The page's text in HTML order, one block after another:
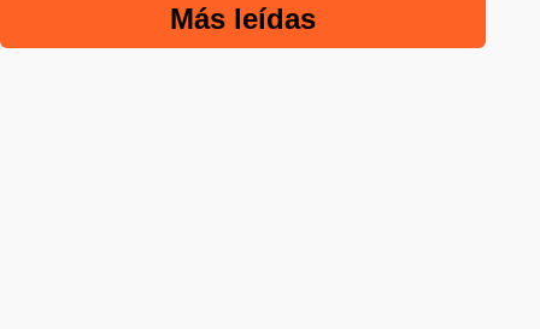
Más leídas